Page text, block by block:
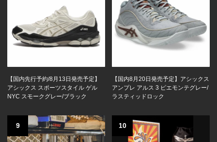
【国内先行予約/8月13日発売予定】
アシックス スポーツスタイル ゲル
NYC スモークグレー/ブラック
【国内8月20日発売予定】アシックス
アンプレ アルス 3 ピエモンテグレー/
ラスティッドロック
9 10